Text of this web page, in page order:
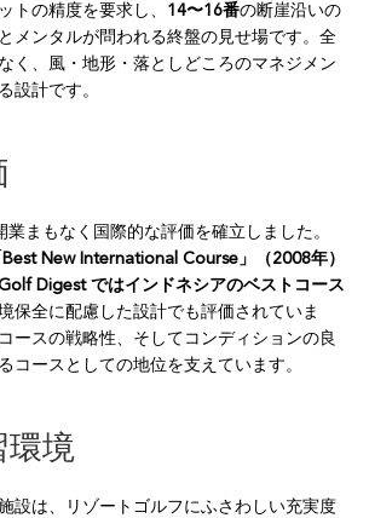
トの精度を要求し、 14〜16番の断崖沿いの
メンタルが問われる終盤の見せ場です。全
く、風・地形・落としどころのマネジメン
設計です。
まもなく国際的な評価を確立しました。
New International Course」（2008年）
Digest ではインドネシアのベストコース
保全に配慮した設計でも評価されていま
ースの戦略性、そしてコンディションの良
コースとしての地位を支えています。
境
設は、リゾートゴルフにふさわしい充実度